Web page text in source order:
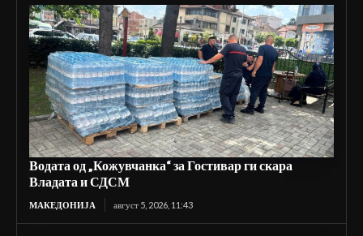
Водата од „Кожувчанка“ за Гостивар ги скара
Владата и СДСМ
МАКЕДОНИЈА август 5, 2026, 11:43